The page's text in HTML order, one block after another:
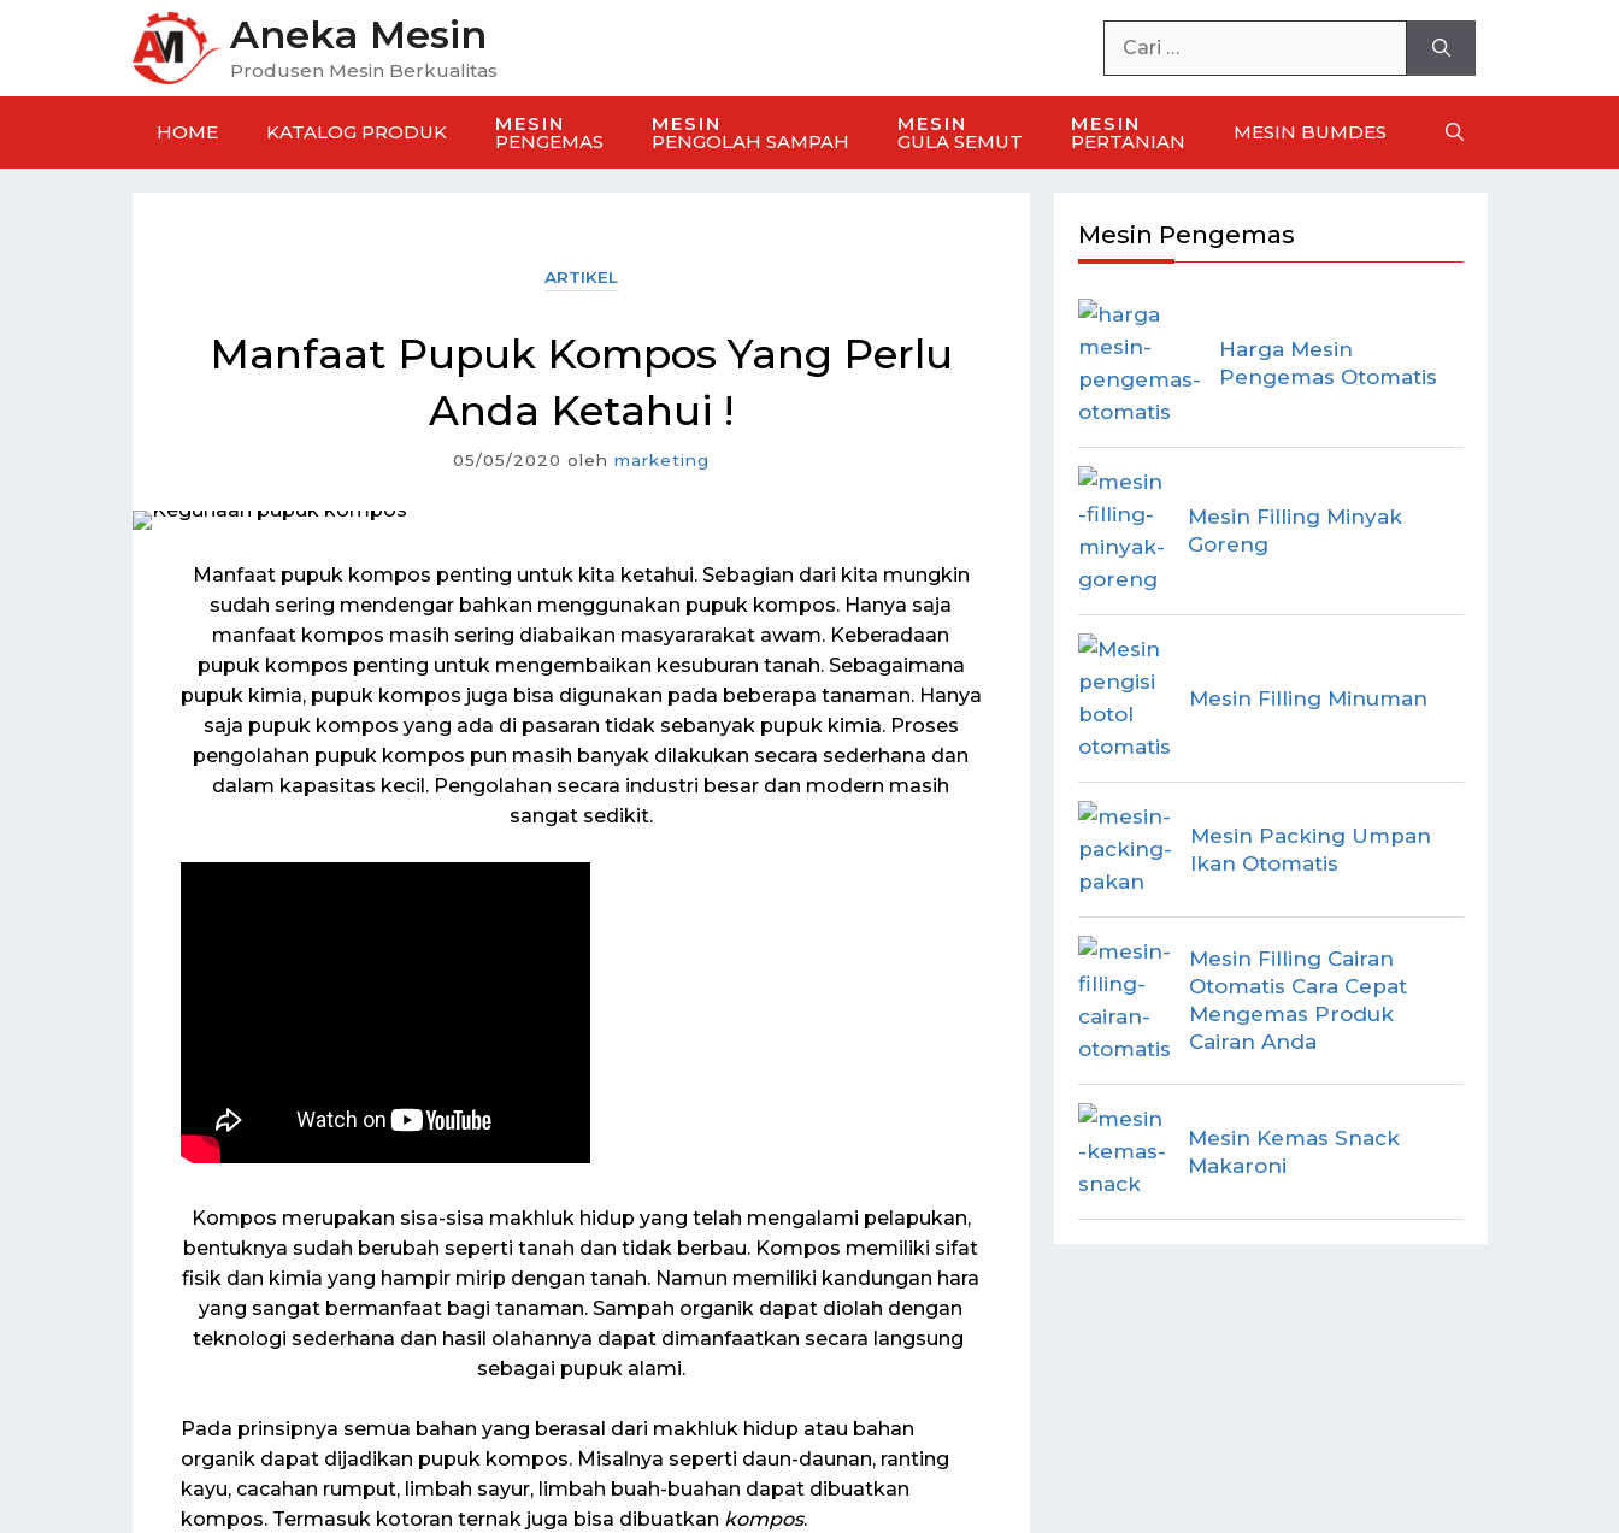
Aneka Mesin
Produsen Mesin Berkualitas
HOME KATALOG PRODUK MESIN
PENGEMAS
MESIN
PENGOLAH SAMPAH
MESIN
GULA SEMUT
MESIN
PERTANIAN MESIN BUMDES
ARTIKEL
Manfaat Pupuk Kompos Yang Perlu
Anda Ketahui !
05/05/2020 oleh marketing
Manfaat pupuk kompos penting untuk kita ketahui. Sebagian dari kita mungkin
sudah sering mendengar bahkan menggunakan pupuk kompos. Hanya saja
manfaat kompos masih sering diabaikan masyararakat awam. Keberadaan
pupuk kompos penting untuk mengembaikan kesuburan tanah. Sebagaimana
pupuk kimia, pupuk kompos juga bisa digunakan pada beberapa tanaman. Hanya
saja pupuk kompos yang ada di pasaran tidak sebanyak pupuk kimia. Proses
pengolahan pupuk kompos pun masih banyak dilakukan secara sederhana dan
dalam kapasitas kecil. Pengolahan secara industri besar dan modern masih
sangat sedikit.
Kompos merupakan sisa-sisa makhluk hidup yang telah mengalami pelapukan,
bentuknya sudah berubah seperti tanah dan tidak berbau. Kompos memiliki sifat
fisik dan kimia yang hampir mirip dengan tanah. Namun memiliki kandungan hara
yang sangat bermanfaat bagi tanaman. Sampah organik dapat diolah dengan
teknologi sederhana dan hasil olahannya dapat dimanfaatkan secara langsung
sebagai pupuk alami.
Pada prinsipnya semua bahan yang berasal dari makhluk hidup atau bahan
organik dapat dijadikan pupuk kompos. Misalnya seperti daun-daunan, ranting
kayu, cacahan rumput, limbah sayur, limbah buah-buahan dapat dibuatkan
kompos. Termasuk kotoran ternak juga bisa dibuatkan kompos.
Mesin Pengemas
Harga Mesin
Pengemas Otomatis
Mesin Filling Minyak
Goreng
Mesin Filling Minuman
Mesin Packing Umpan
Ikan Otomatis
Mesin Filling Cairan
Otomatis Cara Cepat
Mengemas Produk
Cairan Anda
Mesin Kemas Snack
Makaroni